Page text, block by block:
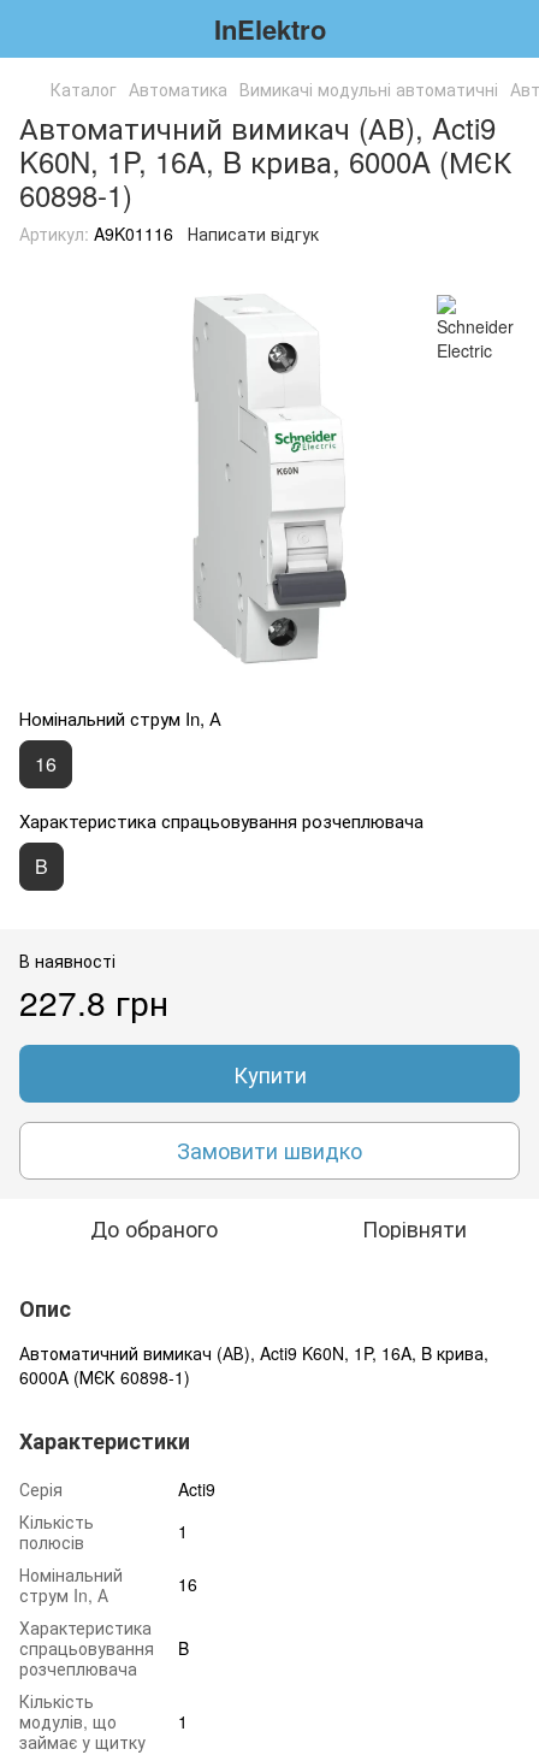
InElektro
Каталог Автоматика Вимикачі модульні автоматичні
Автоматичний вимикач (АВ), Acti9
K60N, 1P, 16A, B крива, 6000A (МЄК
60898-1)
Артикул: A9K01116 Написати відгук
Номінальний струм In, А
16
Характеристика спрацьовування розчеплювача
B
В наявності
227.8 грн
Купити
Замовити швидко
До обраного Порівняти
Опис
Автоматичний вимикач (АВ), Acti9 K60N, 1P, 16A, B крива,
6000A (МЄК 60898-1)
Характеристики
Серія
Acti9
Кількість
полюсів
1
Номінальний
струм In, А
16
Характеристика
спрацьовування
розчеплювача
B
Кількість
модулів, що
займає у щитку
1